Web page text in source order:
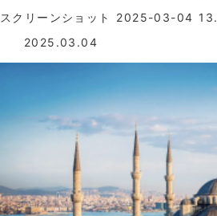
スクリーンショット 2025-03-04
2025.03.04